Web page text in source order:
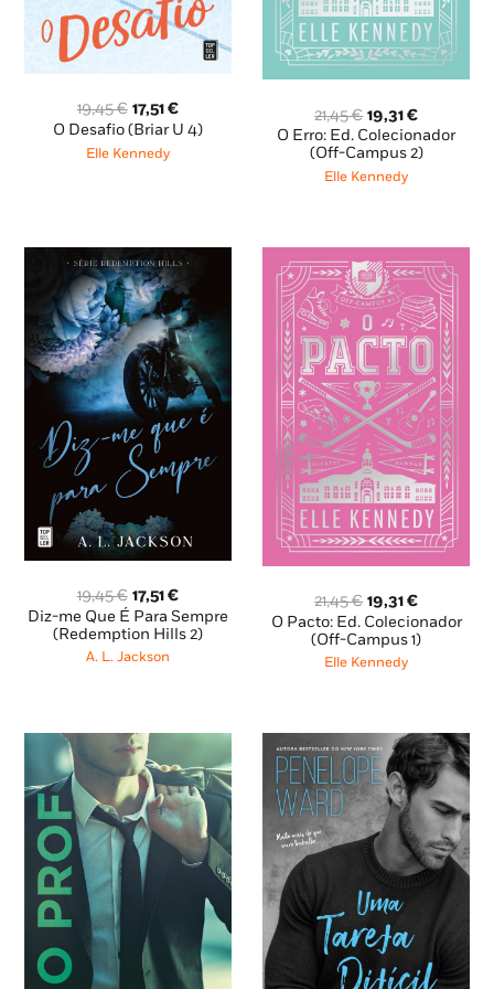
19,45€ O
preço
original
17,51€O
preço
O Desafio (Briar U 4)
Elle Kennedy
21,45€ O
preço
original
era:
19,31€O
preço
atual
O Erro: Ed. Colecionador
(Off-Campus 2)
Elle Kennedy
19,45€ O
preço
original
era:
17,51€O
preço
atual
Diz-me Que É Para Sempre
(Redemption Hills 2)
A. L. Jackson
21,45€ O
preço
original
era:
19,31€O
preço
atual
O Pacto: Ed. Colecionador
(Off-Campus 1)
Elle Kennedy